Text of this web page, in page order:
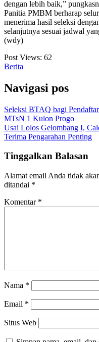
dengan lebih baik,”
Panitia PMBM berharap
menerima hasil seleksi
selanjutnya sesuai jadwal
(wdy)
Post Views: 62
Berita
Navigasi pos
Seleksi BTAQ bagi
MTsN 1 Kulon Progo
Usai Lolos Gelombang I,
Terima Pengarahan Penting
Tinggalkan Balasan
Alamat email Anda tidak
ditandai *
Komentar *
Nama *
Email *
Situs Web